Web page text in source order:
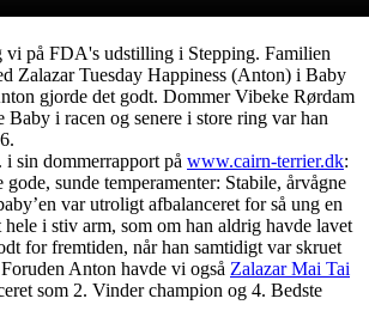
vi på FDA's udstilling i Stepping. Familien
Zalazar Tuesday Happiness (Anton) i Baby
gjorde det godt. Dommer Vibeke Rørdam
Baby i racen og senere i store ring var han
sin dommerrapport på www.cairn-terrier.dk:
sunde temperamenter: Stabile, årvågne
var utroligt afbalanceret for så ung en
i stiv arm, som om han aldrig havde lavet
for fremtiden, når han samtidigt var skruet
Anton havde vi også Zalazar Mai Tai
som 2. Vinder champion og 4. Bedste